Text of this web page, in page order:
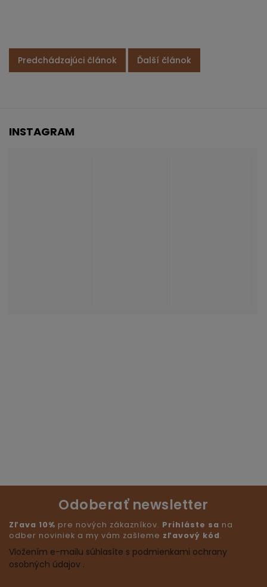
Predchádzajúci článok Ďalší článok
INSTAGRAM
Odoberať newsletter
Zľava 10% pre nových zákazníkov. Prihláste sa na
odber noviniek a my vám zašleme zľavový kód.
Vložením e-mailu súhlasíte s podmienkami ochrany
osobných údajov .